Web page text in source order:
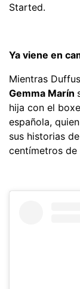
Started.
Ya viene en
Mientras
Gemma Marín
hija con el
española,
sus historias
centímetros de